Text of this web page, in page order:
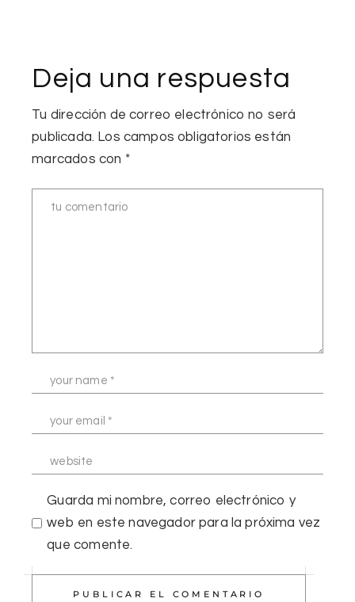
Deja una respuesta
Tu dirección de correo electrónico no será
publicada. Los campos obligatorios están
marcados con *
Guarda mi nombre, correo electrónico y
web en este navegador para la próxima vez
que comente.
PUBLICAR EL COMENTARIO